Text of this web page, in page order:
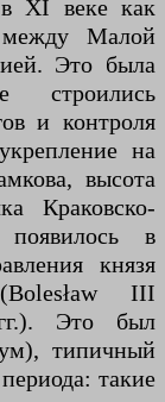
в XI веке как
между Малой
Это была
строились
и контроля
на
высота
Краковско-
появилось в
князя
III
Это был
типичный
такие